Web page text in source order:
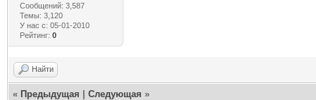
Сообщений: 3,587
Темы: 3,120
У нас с: 05-01-2010
Рейтинг: 0
Найти
« Предыдущая Следующая »